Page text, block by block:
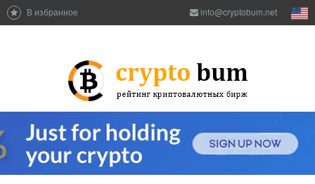
В избранное info@cryptobum.net